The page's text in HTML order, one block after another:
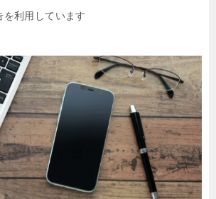
を利用しています